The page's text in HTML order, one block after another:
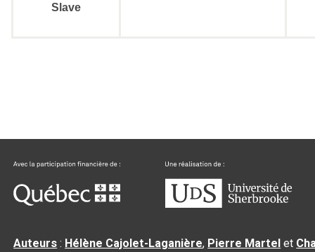
Slave
Auteurs : Hélène Cajolet-Laganière, Pierre Martel et